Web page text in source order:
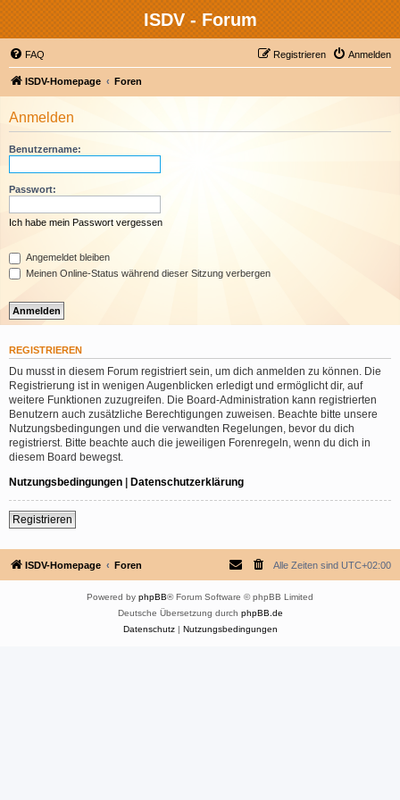
ISDV - Forum
FAQ Anmelden
Registrieren
ISDV-Homepage Foren
Anmelden
Benutzername:
Passwort:
Ich habe mein Passwort vergessen
Angemeldet bleiben
Meinen Online-Status während dieser Sitzung verbergen
REGISTRIEREN
Du musst in diesem Forum registriert sein, um dich anmelden zu können. Die
Registrierung ist in wenigen Augenblicken erledigt und ermöglicht dir, auf
weitere Funktionen zuzugreifen. Die Board-Administration kann registrierten
Benutzern auch zusätzliche Berechtigungen zuweisen. Beachte bitte unsere
Nutzungsbedingungen und die verwandten Regelungen, bevor du dich
registrierst. Bitte beachte auch die jeweiligen Forenregeln, wenn du dich in
diesem Board bewegst.
Nutzungsbedingungen | Datenschutzerklärung
Registrieren
ISDV-Homepage Foren Alle Zeiten sind UTC+02:00
Powered by phpBB® Forum Software © phpBB Limited
Deutsche Übersetzung durch phpBB.de
Datenschutz| Nutzungsbedingungen